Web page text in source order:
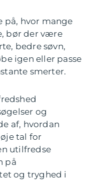
på, hvor mange
bør der være
bedre søvn,
igen eller passe
smerter.
og
af, hvordan
tal for
utilfredse
på
og tryghed i